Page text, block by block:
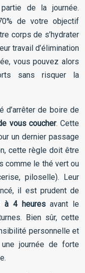
de la journée.
de votre objectif
corps de s’hydrater
travail d’élimination
vous pouvez alors
sans risquer la
d’arrêter de boire de
vous coucher. Cette
un dernier passage
cette règle doit être
comme le thé vert ou
piloselle). Leur
il est prudent de
à 4 heuresavant le
Bien sûr, cette
personnelle et
journée de forte